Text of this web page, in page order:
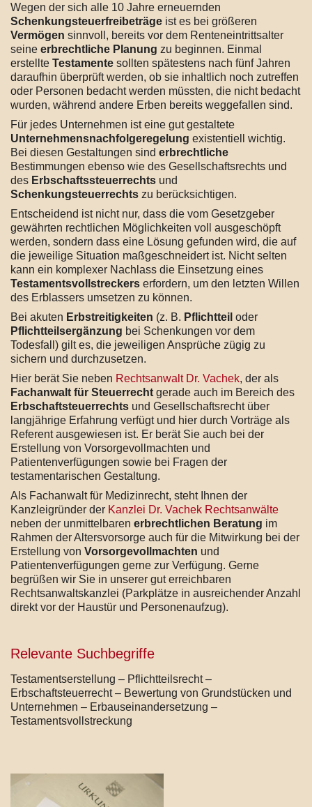
Wegen der sich alle 10 Jahre erneuernden
Schenkungsteuerfreibeträge ist es bei größeren
Vermögen sinnvoll, bereits vor dem Renteneintrittsalter
seine erbrechtliche Planung zu beginnen. Einmal
erstellte Testamente sollten spätestens nach fünf Jahren
daraufhin überprüft werden, ob sie inhaltlich noch zutreffen
oder Personen bedacht werden müssten, die nicht bedacht
wurden, während andere Erben bereits weggefallen sind.
Für jedes Unternehmen ist eine gut gestaltete
Unternehmensnachfolgeregelung existentiell wichtig.
Bei diesen Gestaltungen sind erbrechtliche
Bestimmungen ebenso wie des Gesellschaftsrechts und
des Erbschaftssteuerrechts und
Schenkungsteuerrechts zu berücksichtigen.
Entscheidend ist nicht nur, dass die vom Gesetzgeber
gewährten rechtlichen Möglichkeiten voll ausgeschöpft
werden, sondern dass eine Lösung gefunden wird, die auf
die jeweilige Situation maßgeschneidert ist. Nicht selten
kann ein komplexer Nachlass die Einsetzung eines
Testamentsvollstreckers erfordern, um den letzten Willen
des Erblassers umsetzen zu können.
Bei akuten Erbstreitigkeiten (z. B. Pflichtteil oder
Pflichtteilsergänzung bei Schenkungen vor dem
Todesfall) gilt es, die jeweiligen Ansprüche zügig zu
sichern und durchzusetzen.
Hier berät Sie neben Rechtsanwalt Dr. Vachek, der als
Fachanwalt für Steuerrecht gerade auch im Bereich des
Erbschaftsteuerrechts und Gesellschaftsrecht über
langjährige Erfahrung verfügt und hier durch Vorträge als
Referent ausgewiesen ist. Er berät Sie auch bei der
Erstellung von Vorsorgevollmachten und
Patientenverfügungen sowie bei Fragen der
testamentarischen Gestaltung.
Als Fachanwalt für Medizinrecht, steht Ihnen der
Kanzleigründer der Kanzlei Dr. Vachek Rechtsanwälte
neben der unmittelbaren erbrechtlichen Beratung im
Rahmen der Altersvorsorge auch für die Mitwirkung bei der
Erstellung von Vorsorgevollmachten und
Patientenverfügungen gerne zur Verfügung. Gerne
begrüßen wir Sie in unserer gut erreichbaren
Rechtsanwaltskanzlei (Parkplätze in ausreichender Anzahl
direkt vor der Haustür und Personenaufzug).
Relevante Suchbegriffe
Testamentserstellung – Pflichtteilsrecht –
Erbschaftsteuerrecht – Bewertung von Grundstücken und
Unternehmen – Erbauseinandersetzung –
Testamentsvollstreckung